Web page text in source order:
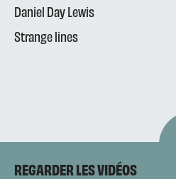
Daniel Day Lewis
Strange lines
REGARDER LES VIDÉOS